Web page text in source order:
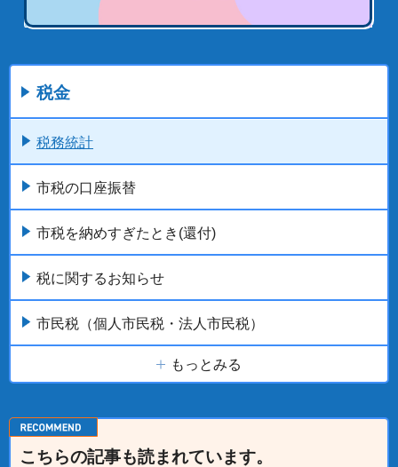
税金
税務統計
市税の口座振替
市税を納めすぎたとき(還付)
税に関するお知らせ
市民税（個人市民税・法人市民税）
もっとみる
こちらの記事も読まれています。